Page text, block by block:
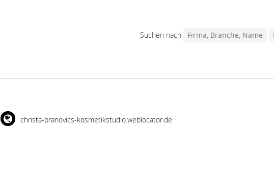
Suchen nach
christa-branovics-kosmetikstudio.weblocator.de